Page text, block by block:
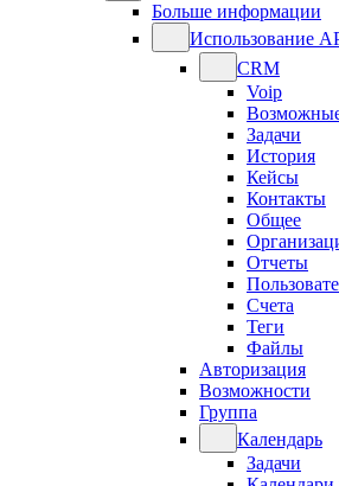
Больше информации
Использование
CRM
Voip
Задачи
История
Кейсы
Контакты
Общее
Отчеты
Счета
Теги
Файлы
Авторизация
Возможности
Группа
Календарь
Задачи